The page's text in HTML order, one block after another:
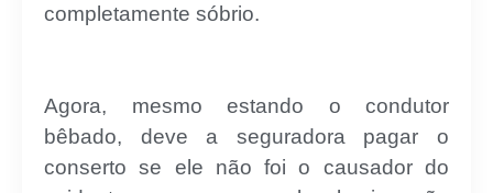
completamente sóbrio.
Agora, mesmo estando o condutor
bêbado, deve a seguradora pagar o
conserto se ele não foi o causador do